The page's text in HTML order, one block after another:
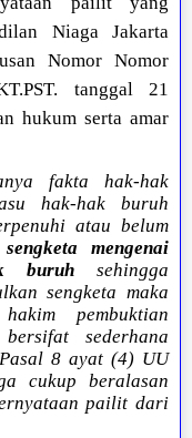
Niaga Jakarta
Nomor Nomor
tanggal 21
hukum serta amar
fakta hak-hak
hak-hak buruh
atau belum
mengenai
buruhsehingga
sengketa maka
pembuktian
sederhana
8 ayat (4) UU
cukup beralasan
pailit dari